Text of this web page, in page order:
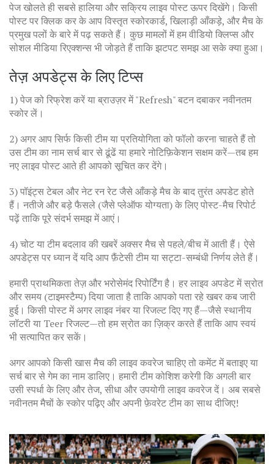
पेज खोलते ही सबसे हालिया और सक्रिय लाइव पोस्ट ऊपर दिखेंगे। किसी
पोस्ट पर क्लिक कर के आप विस्तृत स्कोरकार्ड, खिलाड़ी आँकड़े, और मैच के
प्रमुख पलों के बारे में पढ़ सकते हैं। कुछ मामलों में हम वीडियो क्लिप्स और
सोशल मीडिया रिएक्शन्स भी जोड़ते हैं ताकि झटपट समझ आ सके क्या हुआ।
तेज़ अपडेट्स के लिए टिप्स
1) पेज को रिफ्रेश करें या ब्राउज़र में "Refresh" बटन दबाकर नवीनतम
स्कोर लें।
2) अगर आप सिर्फ किसी टीम या प्रतियोगिता को फॉलो करना चाहते हैं तो
उस टीम का नाम सर्च बार से ढूंढें या हमारे नोटिफ़िकेशन सक्षम करें—तब हम
नए लाइव पोस्ट आते ही आपको सूचित कर देंगे।
3) पॉइंट्स टेबल और नेट रन रेट जैसे आँकड़े मैच के बाद तुरंत अपडेट होते
हैं। नतीजे और बड़े फैसले (जैसे प्लेऑफ योग्यता) के लिए पोस्ट-मैच रिपोर्ट
पढ़ें ताकि पूरे संदर्भ समझ में आएं।
4) चोट या टीम बदलाव की खबरें अक्सर मैच से पहले/बीच में आती हैं। ऐसे
अपडेट्स पर ध्यान दें यदि आप फ़ैंटेसी टीम या सट्टा-सम्बंधी निर्णय लेते हैं।
हमारी प्राथमिकता तेज़ और भरोसेमंद रिपोर्टिंग है। हर लाइव अपडेट में स्रोत
और समय (टाइमस्टैम्प) दिया जाता है ताकि आपको पता रहे खबर कब जारी
हुई। किसी पोस्ट में अगर लाइव नंबर या रिजल्ट दिए गए हैं—जैसे स्थानीय
लॉटरी या Teer रिजल्ट—तो हम स्रोत का ज़िक्र करते हैं ताकि आप स्वयं
भी सत्यापित कर सकें।
अगर आपको किसी खास मैच की लाइव कवरेज चाहिए तो कमेंट में बताइए या
सर्च बार से गेम का नाम डालिए। हमारी टीम कोशिश करेगी कि अगली बार
उसी स्पर्धा के लिए और तेज, सीधा और उपयोगी लाइव कवरेज दें। अब सबसे
नवीनतम मैचों के स्कोर पढ़िए और अपनी फ़ेवरेट टीम का साथ दीजिए!